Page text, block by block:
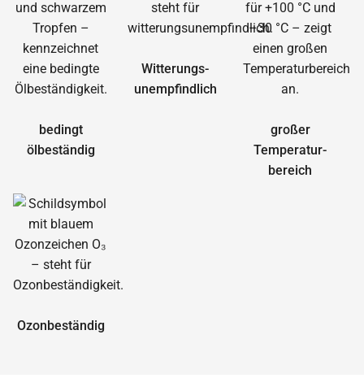
bedingt
ölbeständig
Witterungs­
unempfindlich
großer
Temperatur­
bereich
Ozonbeständig